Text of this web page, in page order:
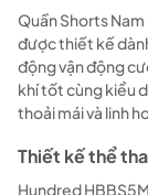
Quần Shorts
được thiết kế
động vận động
khí tốt cùng kiểu
thoải mái và linh
Thiết kế thể
Hundred